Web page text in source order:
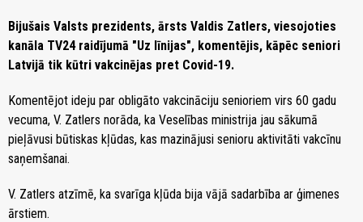
Bijušais Valsts prezidents, ārsts Valdis Zatlers, viesojoties
kanāla TV24 raidījumā "Uz līnijas", komentējis, kāpēc seniori
Latvijā tik kūtri vakcinējas pret Covid-19.
Komentējot ideju par obligāto vakcināciju senioriem virs 60 gadu
vecuma, V. Zatlers norāda, ka Veselības ministrija jau sākumā
pieļāvusi būtiskas kļūdas, kas mazinājusi senioru aktivitāti vakcīnu
saņemšanai.
V. Zatlers atzīmē, ka svarīga kļūda bija vājā sadarbība ar ģimenes
ārstiem.